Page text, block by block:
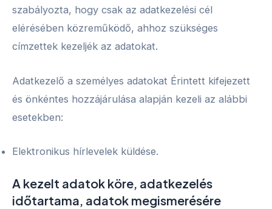
szabályozta, hogy csak az adatkezelési cél
elérésében közreműködő, ahhoz szükséges
címzettek kezeljék az adatokat.
Adatkezelő a személyes adatokat Érintett kifejezett
és önkéntes hozzájárulása alapján kezeli az alábbi
esetekben:
Elektronikus hírlevelek küldése.
A kezelt adatok köre, adatkezelés
időtartama, adatok megismerésére